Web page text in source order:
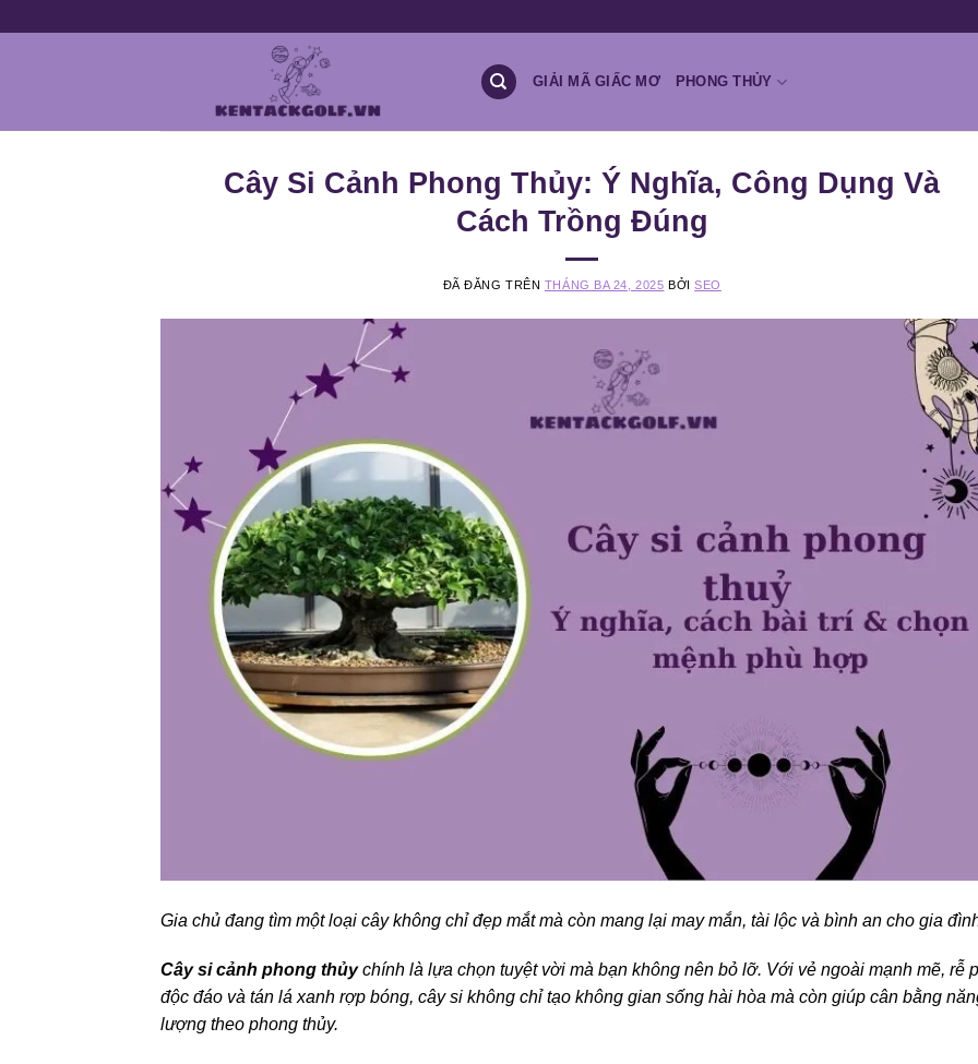
GIẢI MÃ GIẤC MƠ PHONG THỦY
Cây Si Cảnh Phong Thủy: Ý Nghĩa, Công Dụng Và
Cách Trồng Đúng
ĐÃ ĐĂNG TRÊN THÁNG BA 24, 2025 BỞISEO
Gia chủ đang tìm một loại cây không chỉ đẹp mắt mà còn mang lại may mắn, tài lộc và bình an cho gia
Cây si cảnh phong thủychính là lựa chọn tuyệt vời mà bạn không nên bỏ lỡ. Với vẻ ngoài mạnh mẽ, rễ
độc đáo và tán lá xanh rợp bóng, cây si không chỉ tạo không gian sống hài hòa mà còn giúp cân bằng
lượng theo phong thủy.